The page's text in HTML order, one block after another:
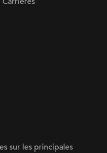
sur les principales